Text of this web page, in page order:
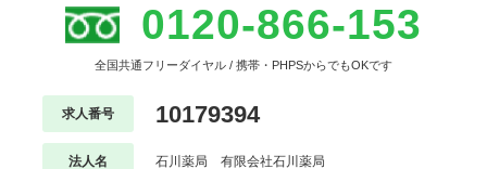
0120-866-153
全国共通フリーダイヤル / 携帯・PHPSからでもOKです
求人番号 10179394
法人名 石川薬局 有限会社石川薬局